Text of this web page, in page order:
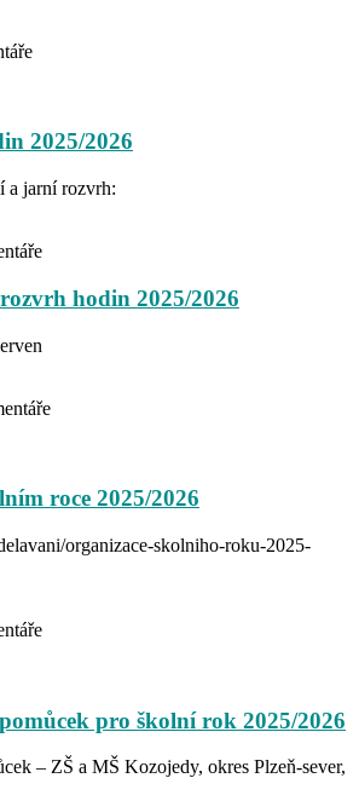
2025/2026
a jarní rozvrh:
hodin 2025/2026
roce 2025/2026
organizace-skolniho-roku-2025-
pro školní rok 2025/2026
– ZŠ a MŠ Kozojedy, okres Plzeň-sever,